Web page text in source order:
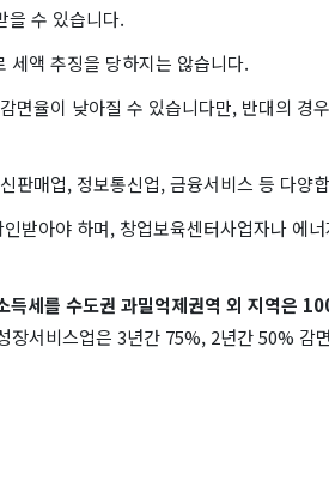
을 수 있습니다.
세액 추징을 당하지는 않습니다.
면율이 낮아질 수 있습니다만, 반대의 경
판매업, 정보통신업, 금융서비스 등 다양
받아야 하며, 창업보육센터사업자나 에너
득세를 수도권 과밀억제권역 외 지역은
장서비스업은 3년간 75%, 2년간 50% 감